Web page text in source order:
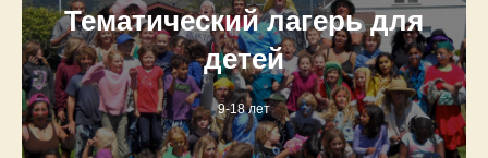
Тематический лагерь для
детей
9-18 лет